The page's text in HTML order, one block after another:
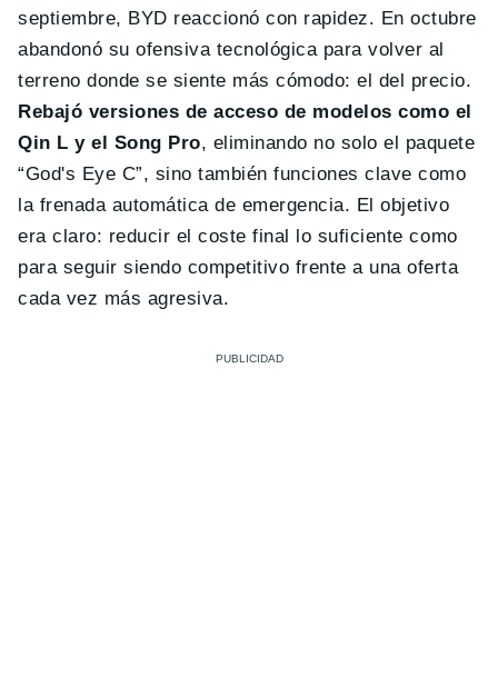
septiembre, BYD reaccionó con rapidez. En octubre
abandonó su ofensiva tecnológica para volver al
terreno donde se siente más cómodo: el del precio.
Rebajó versiones de acceso de modelos como el
Qin L y el Song Pro, eliminando no solo el paquete
“God's Eye C”, sino también funciones clave como
la frenada automática de emergencia. El objetivo
era claro: reducir el coste final lo suficiente como
para seguir siendo competitivo frente a una oferta
cada vez más agresiva.